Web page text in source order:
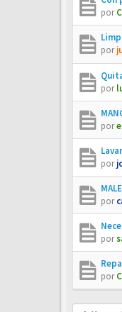
por
por
por
por
por
por
por
por